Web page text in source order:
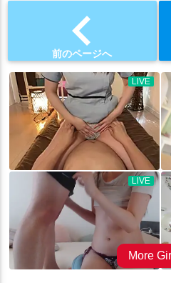
chevron_left
前のページへ